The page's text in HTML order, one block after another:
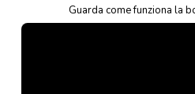
Guarda come funziona la